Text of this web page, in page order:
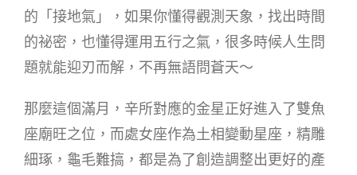
的「接地氣」，如果你懂得觀測天象，找出時間
的祕密，也懂得運用五行之氣，很多時候人生問
題就能迎刃而解，不再無語問蒼天～
那麼這個滿月，辛所對應的金星正好進入了雙魚
座廟旺之位，而處女座作為土相變動星座，精雕
細琢，龜毛難搞，都是為了創造調整出更好的產